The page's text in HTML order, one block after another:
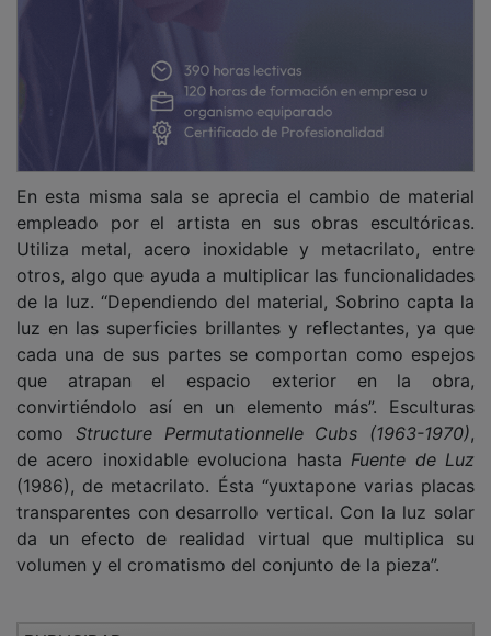
empleado por el artista en sus obras escultóricas.
Utiliza metal, acero inoxidable y metacrilato, entre
otros, algo que ayuda a multiplicar las funcionalidades
de la luz. “Dependiendo del material, Sobrino capta la
luz en las superficies brillantes y reflectantes, ya que
cada una de sus partes se comportan como espejos
que atrapan el espacio exterior en la obra,
convirtiéndolo así en un elemento más”. Esculturas
comoStructure Permutationnelle Cubs (1963-1970),
de acero inoxidable evoluciona hastaFuente de Luz
(1986), de metacrilato. Ésta “yuxtapone varias placas
transparentes con desarrollo vertical. Con la luz solar
da un efecto de realidad virtual que multiplica su
volumen y el cromatismo del conjunto de la pieza”.